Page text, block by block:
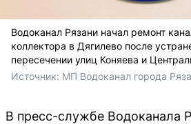
Водоканал Рязани начал ремонт
коллектора в Дягилево после
пересечении улиц Коняева и
Источник: МП Водоканал города
В пресс-службе Водоканала